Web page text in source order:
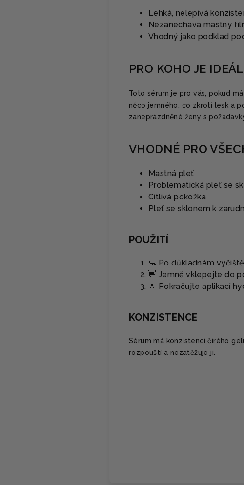
Lehká, nelepivá
Nezanechává mastný
Vhodný jako podklad
PRO KOHO JE
Toto sérum je pro vás, pokud
něco jemného, co zkrotí lesk a
zaneprázdněné ženy s
VHODNÉ PRO
Mastná pleť
Problematická pleť se
Citlivá pokožka
Pleť se sklonem k
POUŽITÍ
🧼 Po důkladném
👋 Jemně vklepejte do
💧 Pokračujte aplikací
KONZISTENCE
Sérum má konzistenci čirého
rozpouští a nezatěžuje ji.